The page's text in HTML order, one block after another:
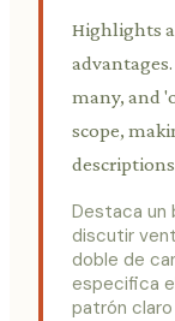
Highlights a
many, and
scope,
Destaca un
discutir
doble de
especifica
patrón